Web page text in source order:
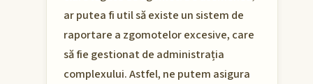
ar putea fi util să existe un sistem de
raportare a zgomotelor excesive, care
să fie gestionat de administrația
complexului. Astfel, ne putem asigura